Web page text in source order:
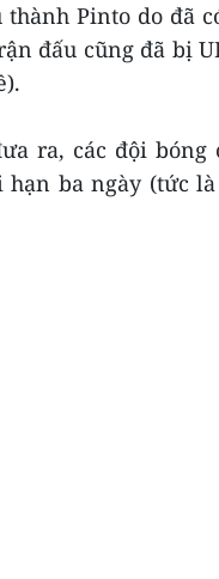
thành Pinto do đã
đấu cũng đã bị
ra, các đội
hạn ba ngày (tức